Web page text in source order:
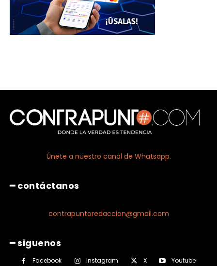
Únete a nuestro canal de Whatsapp.
━ contáctanos
contrapuntoredaccion@gmail.com
━ siguenos
Facebook Instagram X Youtube